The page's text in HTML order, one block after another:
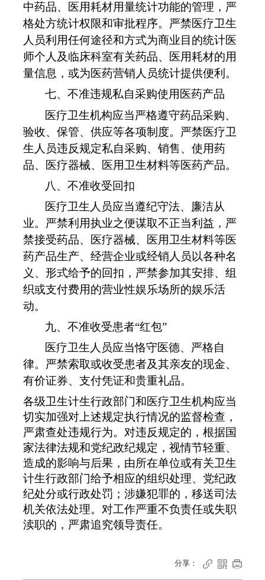
中药品、医用耗材用量统计功能的管理，严
格处方统计权限和审批程序。严禁医疗卫生
人员利用任何途径和方式为商业目的统计医
师个人及临床科室有关药品、医用耗材的用
量信息，或为医药营销人员统计提供便利。
七、不准违规私自采购使用医药产品
医疗卫生机构应当严格遵守药品采购、
验收、保管、供应等各项制度。严禁医疗卫
生人员违反规定私自采购、销售、使用药
品、医疗器械、医用卫生材料等医药产品。
八、不准收受回扣
医疗卫生人员应当遵纪守法、廉洁从
业。严禁利用执业之便谋取不正当利益，严
禁接受药品、医疗器械、医用卫生材料等医
药产品生产、经营企业或经销人员以各种名
义、形式给予的回扣，严禁参加其安排、组
织或支付费用的营业性娱乐场所的娱乐活
动。
九、不准收受患者“红包”
医疗卫生人员应当恪守医德、严格自
律。严禁索取或收受患者及其亲友的现金、
有价证券、支付凭证和贵重礼品。
各级卫生计生行政部门和医疗卫生机构应当
切实加强对上述规定执行情况的监督检查，
严肃查处违规行为。对违反规定的，根据国
家法律法规和党纪政纪规定，视情节轻重、
造成的影响与后果，由所在单位或有关卫生
计生行政部门给予相应的组织处理、党纪政
纪处分或行政处罚；涉嫌犯罪的，移送司法
机关依法处理。对工作严重不负责任或失职
渎职的，严肃追究领导责任。
分享：   